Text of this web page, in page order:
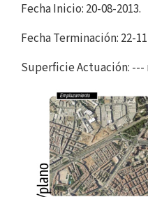
Fecha Inicio: 20-08-2013.
Fecha Terminación: 22-
Superficie Actuación: ---